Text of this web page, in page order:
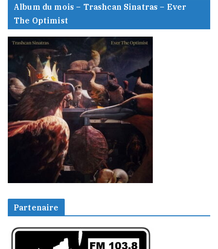
Album du mois – Trashcan Sinatras – Ever
The Optimist
Partenaire